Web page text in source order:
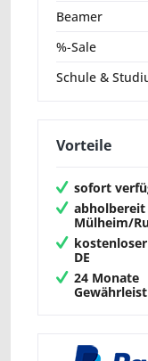
Beamer
%-Sale
Schule &
Vorteile
sofort
Mülheim/
DE
24 Monate